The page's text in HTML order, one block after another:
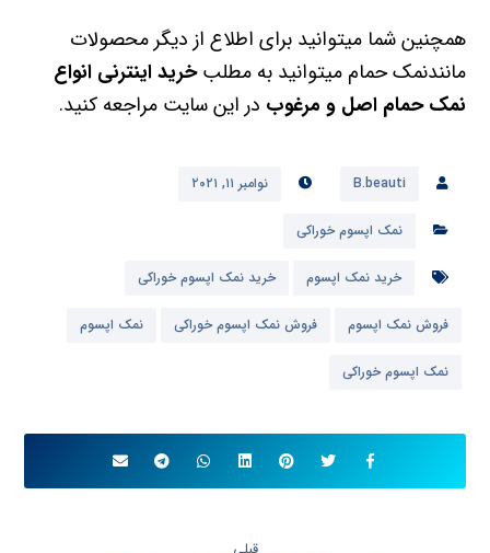
B.beauti نوامبر ۱۱, ۲۰۲۱
نمک اپسوم خوراکی
فروش نمک اپسوم فروش نمک اپسوم خوراکی
نمک اپسوم خوراکی
خواص شگفت انگیز نمک اپسوم خوراکی
بعدی